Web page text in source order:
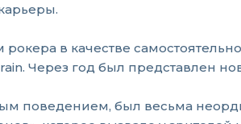
в качестве
Через год был представлен
поведением, был весьма